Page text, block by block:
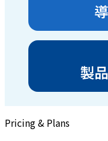
製
Pricing & Plans